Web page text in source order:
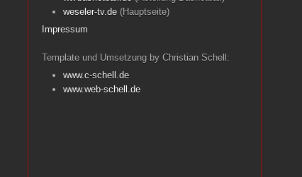
weseler-tv.de (Hauptseite)
Impressum
Template und Umsetzung by Christian Schell:
www.c-schell.de
www.web-schell.de